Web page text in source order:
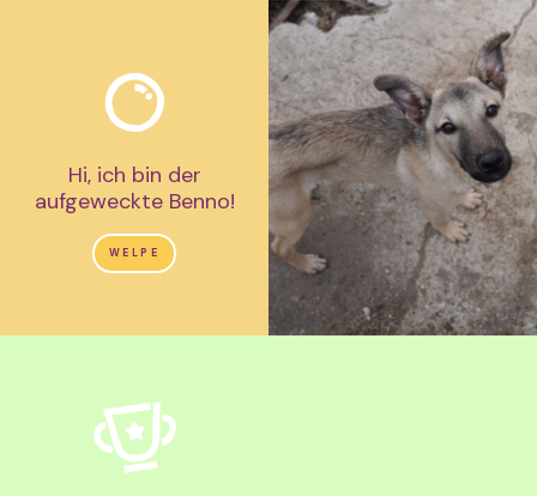
Hi, ich bin der
aufgeweckte Benno!
WELPE